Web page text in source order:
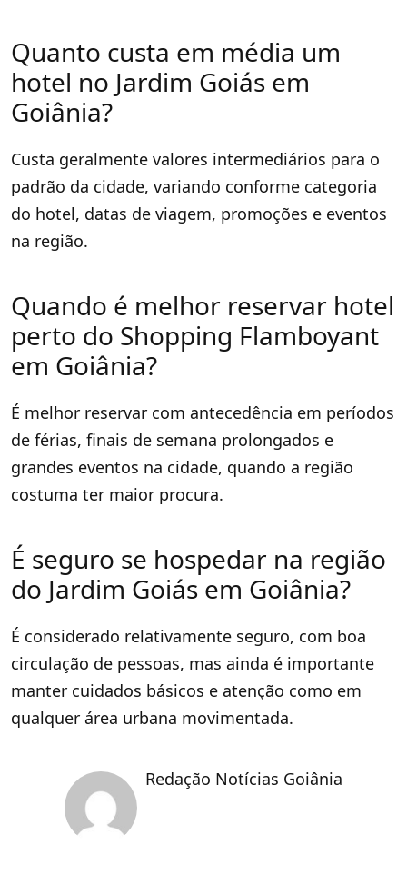
Quanto custa em média um
hotel no Jardim Goiás em
Goiânia?
Custa geralmente valores intermediários para o
padrão da cidade, variando conforme categoria
do hotel, datas de viagem, promoções e eventos
na região.
Quando é melhor reservar hotel
perto do Shopping Flamboyant
em Goiânia?
É melhor reservar com antecedência em períodos
de férias, finais de semana prolongados e
grandes eventos na cidade, quando a região
costuma ter maior procura.
É seguro se hospedar na região
do Jardim Goiás em Goiânia?
É considerado relativamente seguro, com boa
circulação de pessoas, mas ainda é importante
manter cuidados básicos e atenção como em
qualquer área urbana movimentada.
Redação Notícias Goiânia